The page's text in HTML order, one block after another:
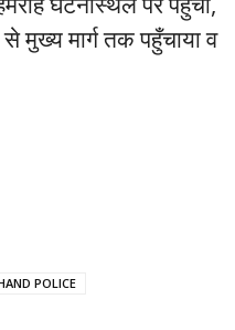
मुख्य मार्ग तक पहुँचाया व
POLICE